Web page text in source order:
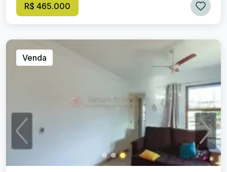
R$ 465.000
Venda